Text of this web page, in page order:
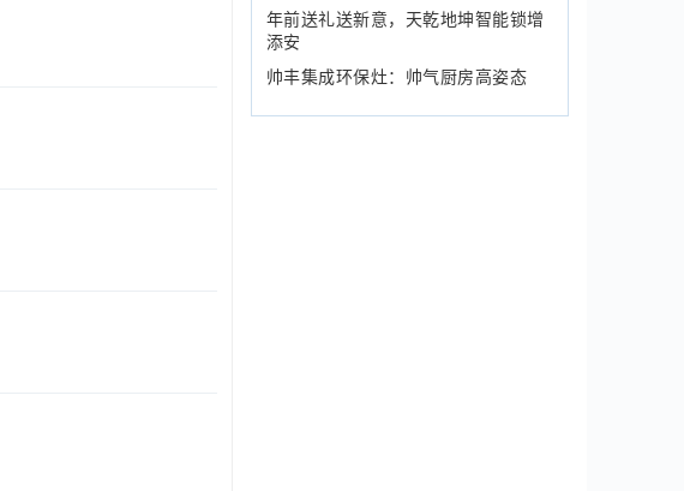
年前送礼送新意，天乾地坤智能锁增
添安
帅丰集成环保灶：帅气厨房高姿态